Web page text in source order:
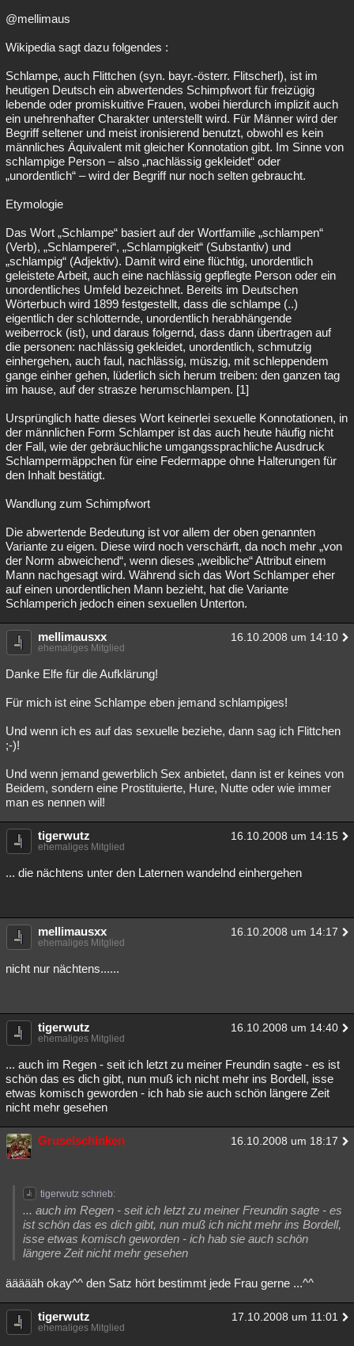
@mellimaus
Wikipedia sagt dazu folgendes :
Schlampe, auch Flittchen (syn. bayr.-österr. Flitscherl), ist im
heutigen Deutsch ein abwertendes Schimpfwort für freizügig
lebende oder promiskuitive Frauen, wobei hierdurch implizit auch
ein unehrenhafter Charakter unterstellt wird. Für Männer wird der
Begriff seltener und meist ironisierend benutzt, obwohl es kein
männliches Äquivalent mit gleicher Konnotation gibt. Im Sinne von
schlampige Person – also „nachlässig gekleidet“ oder
„unordentlich“ – wird der Begriff nur noch selten gebraucht.
Etymologie
Das Wort „Schlampe“ basiert auf der Wortfamilie „schlampen“
(Verb), „Schlamperei“, „Schlampigkeit“ (Substantiv) und
„schlampig“ (Adjektiv). Damit wird eine flüchtig, unordentlich
geleistete Arbeit, auch eine nachlässig gepflegte Person oder ein
unordentliches Umfeld bezeichnet. Bereits im Deutschen
Wörterbuch wird 1899 festgestellt, dass die schlampe (..)
eigentlich der schlotternde, unordentlich herabhängende
weiberrock (ist), und daraus folgernd, dass dann übertragen auf
die personen: nachlässig gekleidet, unordentlich, schmutzig
einhergehen, auch faul, nachlässig, müszig, mit schleppendem
gange einher gehen, lüderlich sich herum treiben: den ganzen tag
im hause, auf der strasze herumschlampen. [1]
Ursprünglich hatte dieses Wort keinerlei sexuelle Konnotationen, in
der männlichen Form Schlamper ist das auch heute häufig nicht
der Fall, wie der gebräuchliche umgangssprachliche Ausdruck
Schlampermäppchen für eine Federmappe ohne Halterungen für
den Inhalt bestätigt.
Wandlung zum Schimpfwort
Die abwertende Bedeutung ist vor allem der oben genannten
Variante zu eigen. Diese wird noch verschärft, da noch mehr „von
der Norm abweichend“, wenn dieses „weibliche“ Attribut einem
Mann nachgesagt wird. Während sich das Wort Schlamper eher
auf einen unordentlichen Mann bezieht, hat die Variante
Schlamperich jedoch einen sexuellen Unterton.
mellimausxx 16.10.2008 um 14:10
ehemaliges Mitglied
Danke Elfe für die Aufklärung!
Für mich ist eine Schlampe eben jemand schlampiges!
Und wenn ich es auf das sexuelle beziehe, dann sag ich Flittchen
;-)!
Und wenn jemand gewerblich Sex anbietet, dann ist er keines von
Beidem, sondern eine Prostituierte, Hure, Nutte oder wie immer
man es nennen wil!
tigerwutz 16.10.2008 um 14:15
ehemaliges Mitglied
... die nächtens unter den Laternen wandelnd einhergehen
mellimausxx 16.10.2008 um 14:17
ehemaliges Mitglied
nicht nur nächtens......
tigerwutz 16.10.2008 um 14:40
ehemaliges Mitglied
... auch im Regen - seit ich letzt zu meiner Freundin sagte - es ist
schön das es dich gibt, nun muß ich nicht mehr ins Bordell, isse
etwas komisch geworden - ich hab sie auch schön längere Zeit
nicht mehr gesehen
Gruselschinken 16.10.2008 um 18:17
tigerwutz schrieb:
... auch im Regen - seit ich letzt zu meiner Freundin sagte - es
ist schön das es dich gibt, nun muß ich nicht mehr ins Bordell,
isse etwas komisch geworden - ich hab sie auch schön
längere Zeit nicht mehr gesehen
äääääh okay^^ den Satz hört bestimmt jede Frau gerne ...^^
tigerwutz 17.10.2008 um 11:01
ehemaliges Mitglied